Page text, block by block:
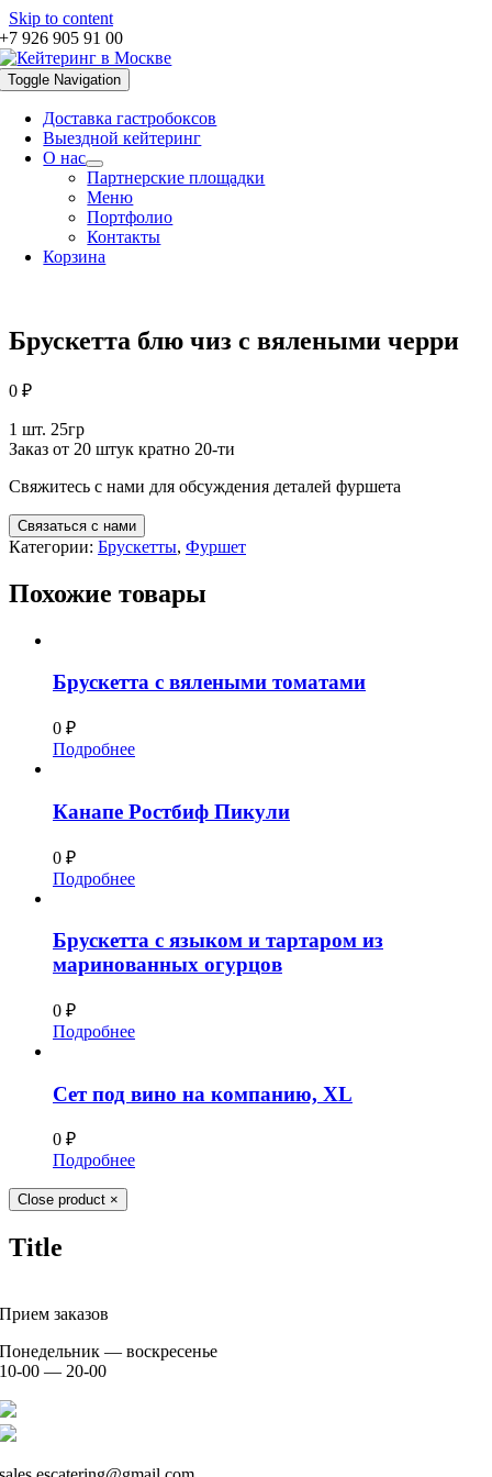
Skip to content
+7 926 905 91 00
Toggle Navigation
Доставка гастробоксов
Выездной кейтеринг
О нас
Партнерские площадки
Меню
Портфолио
Контакты
Корзина
Брускетта блю чиз с вялеными черри
0 ₽
1 шт. 25гр
Заказ от 20 штук кратно 20-ти
Свяжитесь с нами для обсуждения деталей фуршета
Связаться с нами
Категории: Брускетты, Фуршет
Похожие товары
Брускетта с вялеными томатами
0 ₽
Подробнее
Канапе Ростбиф Пикули
0 ₽
Подробнее
Брускетта с языком и тартаром из
маринованных огурцов
0 ₽
Подробнее
Сет под вино на компанию, XL
0 ₽
Подробнее
Close product ×
Title
Прием заказов
Понедельник — воскресенье
10-00 — 20-00